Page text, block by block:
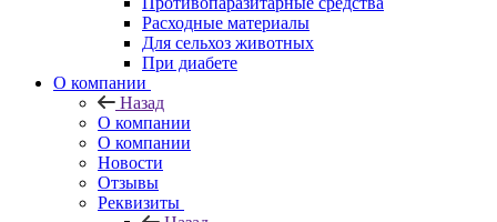
Расходные материалы
Для сельхоз животных
При диабете
О компании
Назад
О компании
О компании
Новости
Отзывы
Реквизиты